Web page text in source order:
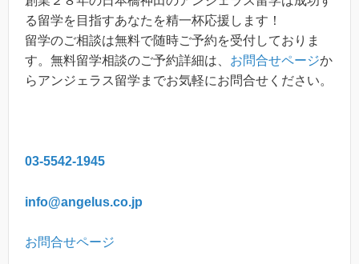
る留学を目指すあなたを精一杯応援します！
留学のご相談は無料で随時ご予約を受付しておりま
す。無料留学相談のご予約詳細は、 お問合せページか
らアンジェラス留学までお気軽にお問合せください。
03-5542-1945
info@angelus.co.jp
お問合せページ